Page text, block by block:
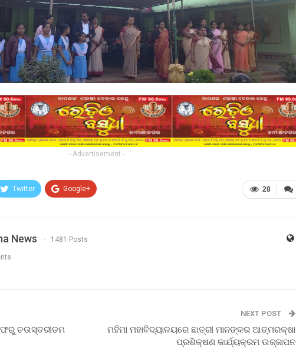
- Advertisement -
28
Twitter Google+
News 1481 Posts
ଚଉସ୍ତରୀତମ
NEXT POST
ମହିମା ମହାବିଦ୍ୟାଳୟରେ ଛାତ୍ରୀ ମାନଙ୍କର ଆତ୍ମରକ୍ଷା
ପ୍ରଶିକ୍ଷଣ କାର୍ଯ୍ୟକ୍ରମ ଉଜ୍ଜାପନ